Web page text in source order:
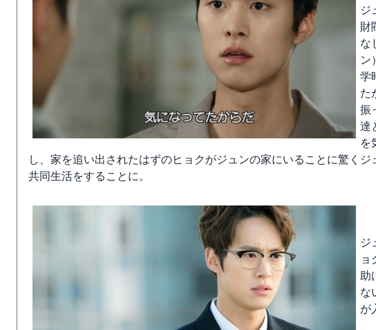
ジ
財
な
ン
学
た
振
達
を
し、家を追い出されたはずのヒョクがジュンの家にいることに驚く
共同生活をすることに。
ジ
ョ
助
な
が